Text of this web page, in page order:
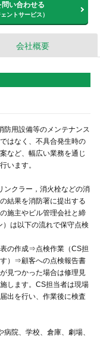
問い合わせる
ェントサービス）
会社概要
防用設備等のメンテナンス
はなく、不具合発生時の
など、幅広い業務を通じ
います。
ンクラー，消火栓などの消
結果を消防署に提出する
施主やビル管理会社と締
は以下の流れで保守点検
の作成⇒点検作業（CS担
）⇒顧客への点検報告書
見つかった場合は修理見
します。CS担当者は現場
出を行い、作業後に検査
院、学校、倉庫、劇場、